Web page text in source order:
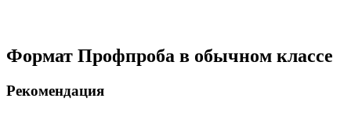
Формат Профпроба в обычном классе
Рекомендация